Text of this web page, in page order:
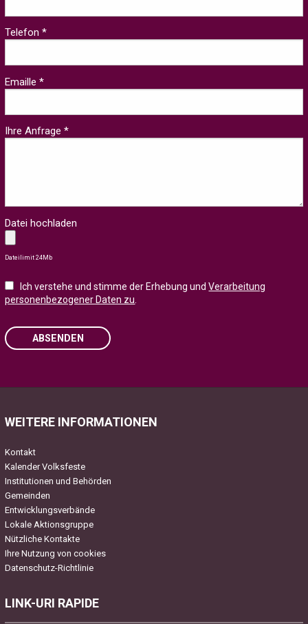
Telefon *
Emaille *
Ihre Anfrage *
Datei hochladen
Dateilimit 24Mb
Ich verstehe und stimme der Erhebung undVerarbeitung
personenbezogener Daten zu
ABSENDEN
WEITERE INFORMATIONEN
Kontakt
Kalender Volksfeste
Institutionen und Behörden
Gemeinden
Entwicklungsverbände
Lokale Aktionsgruppe
Nützliche Kontakte
Ihre Nutzung von cookies
Datenschutz-Richtlinie
LINK-URI RAPIDE